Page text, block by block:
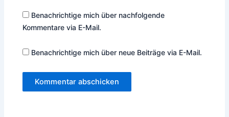
Benachrichtige mich über nachfolgende
Kommentare via E-Mail.
Benachrichtige mich über neue Beiträge via E-Mail.